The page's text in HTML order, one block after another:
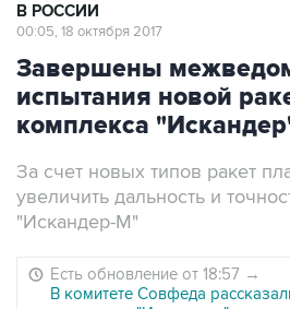
В РОССИИ
00:05, 18 октября 2017
Завершены
испытания новой
комплекса
За счет новых типов ракет
увеличить дальность и
"Искандер-М"
Есть обновление от 18:57 →
В комитете Совфеда